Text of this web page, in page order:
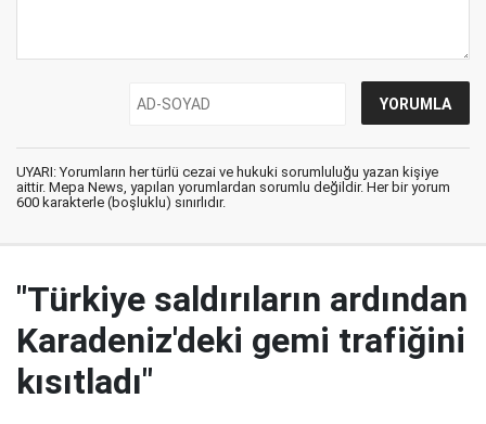
UYARI: Yorumların her türlü cezai ve hukuki sorumluluğu yazan kişiye
aittir. Mepa News, yapılan yorumlardan sorumlu değildir. Her bir yorum
600 karakterle (boşluklu) sınırlıdır.
"Türkiye saldırıların ardından
Karadeniz'deki gemi trafiğini
kısıtladı"